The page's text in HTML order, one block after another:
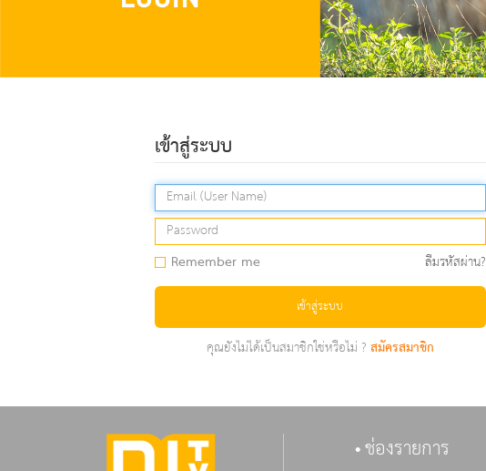
เข้าสู่ระบบ
Remember me ลืมรหัสผ่าน?
เข้าสู่ระบบ
คุณยังไม่ได้เป็นสมาชิกใช่หรือไม่ ?สมัครสมาชิก
ช่องรายการ